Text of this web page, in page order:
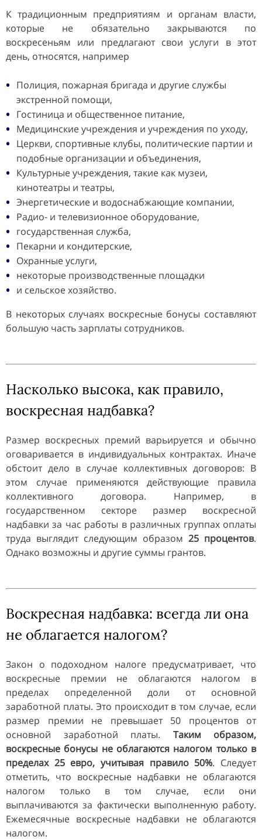
К традиционным предприятиям и органам власти,
которые не обязательно закрываются по
воскресеньям или предлагают свои услуги в этот
день, относятся, например
Полиция, пожарная бригада и другие службы
экстренной помощи,
Гостиница и общественное питание,
Медицинские учреждения и учреждения по уходу,
Церкви, спортивные клубы, политические партии и
подобные организации и объединения,
Культурные учреждения, такие как музеи,
кинотеатры и театры,
Энергетические и водоснабжающие компании,
Радио- и телевизионное оборудование,
государственная служба,
Пекарни и кондитерские,
Охранные услуги,
некоторые производственные площадки
и сельское хозяйство.
В некоторых случаях воскресные бонусы составляют
большую часть зарплаты сотрудников.
Насколько высока, как правило,
воскресная надбавка?
Размер воскресных премий варьируется и обычно
оговаривается в индивидуальных контрактах. Иначе
обстоит дело в случае коллективных договоров: В
этом случае применяются действующие правила
коллективного договора. Например, в
государственном секторе размер воскресной
надбавки за час работы в различных группах оплаты
труда выглядит следующим образом 25 процентов.
Однако возможны и другие суммы грантов.
Воскресная надбавка: всегда ли она
не облагается налогом?
Закон о подоходном налоге предусматривает, что
воскресные премии не облагаются налогом в
пределах определенной доли от основной
заработной платы. Это происходит в том случае, если
размер премии не превышает 50 процентов от
основной заработной платы. Таким образом,
воскресные бонусы не облагаются налогом только в
пределах 25 евро, учитывая правило 50%. Следует
отметить, что воскресные надбавки не облагаются
налогом только в том случае, если они
выплачиваются за фактически выполненную работу.
Ежемесячные воскресные надбавки не облагаются
налогом.